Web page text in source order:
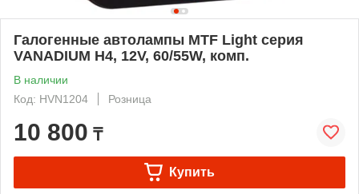
Галогенные автолампы MTF Light серия
VANADIUM H4, 12V, 60/55W, комп.
В наличии
Код: HVN1204
Розница
10 800 ₸
Купить